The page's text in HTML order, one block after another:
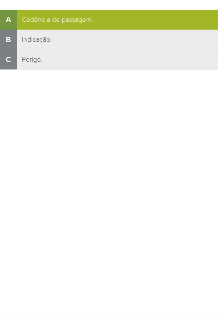
A Cedência de passagem.
B Indicação.
C Perigo.